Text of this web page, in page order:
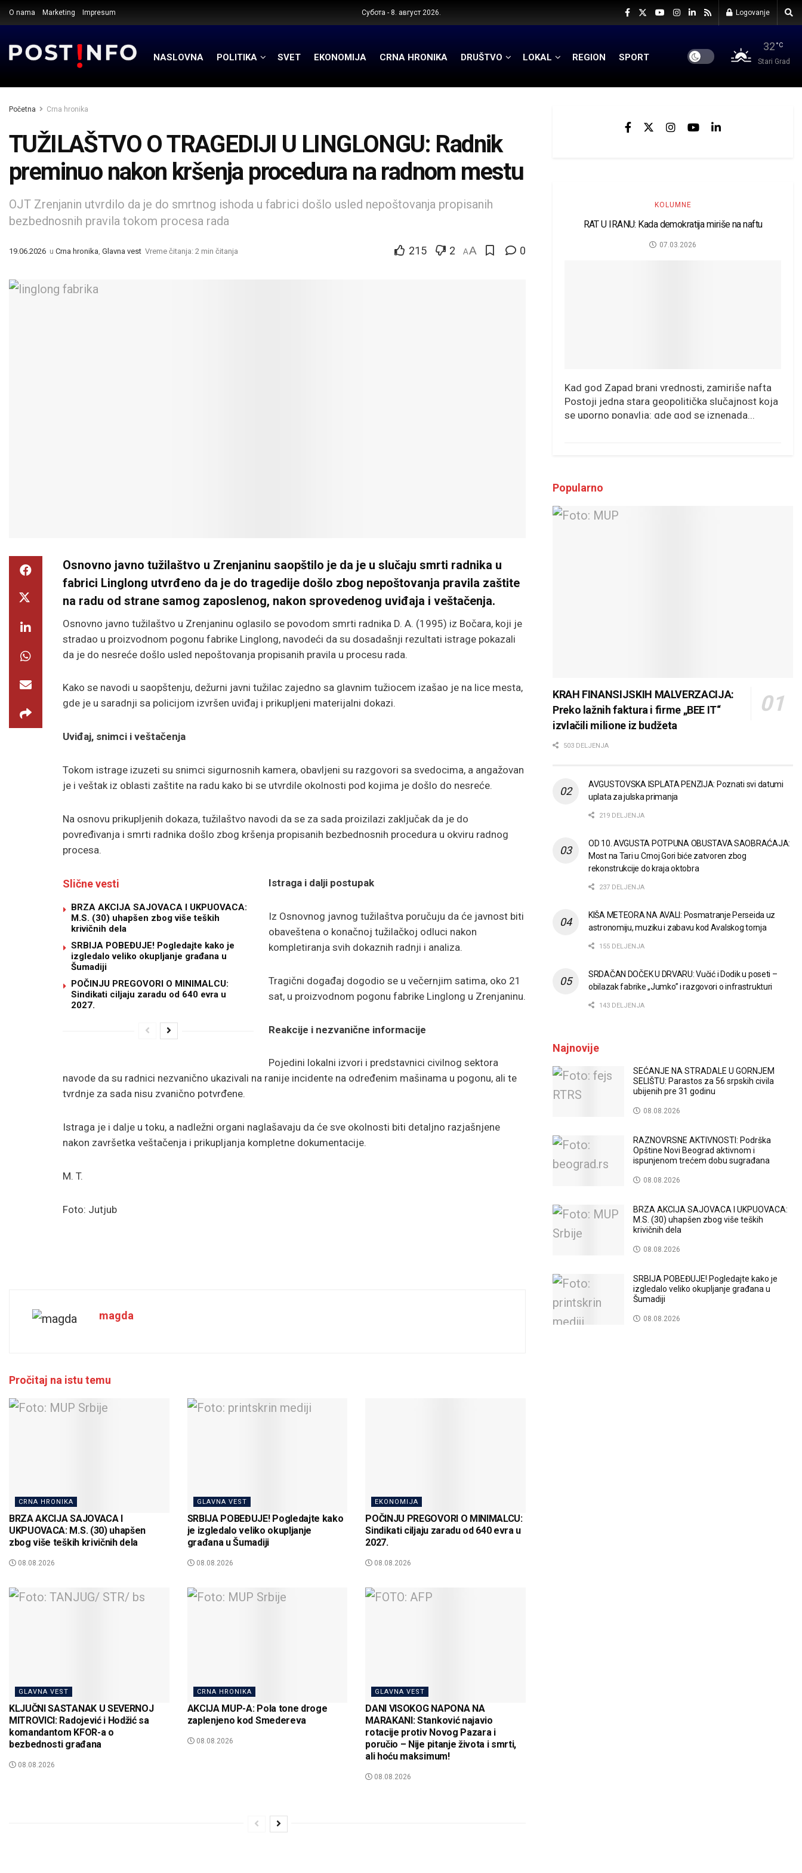
O nama Marketing Impresum Субота - 8. август 2026. Logovanje
NASLOVNA POLITIKA SVET EKONOMIJA CRNA HRONIKA DRUŠTVO LOKAL REGION SPORT
32 °C
Stari Grad
Početna Crna hronika
TUŽILAŠTVO O TRAGEDIJI U LINGLONGU: Radnik
preminuo nakon kršenja procedura na radnom mestu
OJT Zrenjanin utvrdilo da je do smrtnog ishoda u fabrici došlo usled nepoštovanja propisanih
bezbednosnih pravila tokom procesa rada
19.06.2026 u Crna hronika Glavna vest Vreme čitanja: 2 min čitanja 215 2 AA 0
Osnovno javno tužilaštvo u Zrenjaninu saopštilo je da je u slučaju smrti radnika u
fabrici Linglong utvrđeno da je do tragedije došlo zbog nepoštovanja pravila zaštite
na radu od strane samog zaposlenog, nakon sprovedenog uviđaja i veštačenja.
Osnovno javno tužilaštvo u Zrenjaninu oglasilo se povodom smrti radnika D. A. (1995) iz Bočara, koji je
stradao u proizvodnom pogonu fabrike Linglong, navodeći da su dosadašnji rezultati istrage pokazali
da je do nesreće došlo usled nepoštovanja propisanih pravila u procesu rada.
Kako se navodi u saopštenju, dežurni javni tužilac zajedno sa glavnim tužiocem izašao je na lice mesta,
gde je u saradnji sa policijom izvršen uviđaj i prikupljeni materijalni dokazi.
Uviđaj, snimci i veštačenja
Tokom istrage izuzeti su snimci sigurnosnih kamera, obavljeni su razgovori sa svedocima, a angažovan
je i veštak iz oblasti zaštite na radu kako bi se utvrdile okolnosti pod kojima je došlo do nesreće.
Na osnovu prikupljenih dokaza, tužilaštvo navodi da se za sada proizilazi zaključak da je do
povređivanja i smrti radnika došlo zbog kršenja propisanih bezbednosnih procedura u okviru radnog
procesa.
Slične vesti
BRZA AKCIJA SAJOVACA I UKPUOVACA:
M.S. (30) uhapšen zbog više teških
krivičnih dela
SRBIJA POBEĐUJE! Pogledajte kako je
izgledalo veliko okupljanje građana u
Šumadiji
POČINJU PREGOVORI O MINIMALCU:
Sindikati ciljaju zaradu od 640 evra u
2027.
Istraga i dalji postupak
Iz Osnovnog javnog tužilaštva poručuju da će javnost biti
obaveštena o konačnoj tužilačkoj odluci nakon
kompletiranja svih dokaznih radnji i analiza.
Tragični događaj dogodio se u večernjim satima, oko 21
sat, u proizvodnom pogonu fabrike Linglong u Zrenjaninu.
Reakcije i nezvanične informacije
Pojedini lokalni izvori i predstavnici civilnog sektora
navode da su radnici nezvanično ukazivali na ranije incidente na određenim mašinama u pogonu, ali te
tvrdnje za sada nisu zvanično potvrđene.
Istraga je i dalje u toku, a nadležni organi naglašavaju da će sve okolnosti biti detaljno razjašnjene
nakon završetka veštačenja i prikupljanja kompletne dokumentacije.
M. T.
Foto: Jutjub
magda
Pročitaj na istu temu
CRNA HRONIKA
BRZA AKCIJA SAJOVACA I
UKPUOVACA: M.S. (30) uhapšen
zbog više teških krivičnih dela
08.08.2026
GLAVNA VEST
SRBIJA POBEĐUJE! Pogledajte kako
je izgledalo veliko okupljanje
građana u Šumadiji
08.08.2026
EKONOMIJA
POČINJU PREGOVORI O MINIMALCU:
Sindikati ciljaju zaradu od 640 evra u
2027.
08.08.2026
GLAVNA VEST
KLJUČNI SASTANAK U SEVERNOJ
MITROVICI: Radojević i Hodžić sa
komandantom KFOR-a o
bezbednosti građana
08.08.2026
CRNA HRONIKA
AKCIJA MUP-A: Pola tone droge
zaplenjeno kod Smedereva
08.08.2026
GLAVNA VEST
DANI VISOKOG NAPONA NA
MARAKANI: Stanković najavio
rotacije protiv Novog Pazara i
poručio – Nije pitanje života i smrti,
ali hoću maksimum!
08.08.2026
KOLUMNE
RAT U IRANU: Kada demokratija miriše na naftu
07.03.2026
Kad god Zapad brani vrednosti, zamiriše nafta
Postoji jedna stara geopolitička slučajnost koja
se uporno ponavlja: gde god se iznenada...
Popularno
KRAH FINANSIJSKIH MALVERZACIJA:
Preko lažnih faktura i firme „BEE IT“
izvlačili milione iz budžeta
503 DELJENJA
AVGUSTOVSKA ISPLATA PENZIJA: Poznati svi datumi
uplata za julska primanja
219 DELJENJA
OD 10. AVGUSTA POTPUNA OBUSTAVA SAOBRAĆAJA:
Most na Tari u Crnoj Gori biće zatvoren zbog
rekonstrukcije do kraja oktobra
237 DELJENJA
KIŠA METEORA NA AVALI: Posmatranje Perseida uz
astronomiju, muziku i zabavu kod Avalskog tornja
155 DELJENJA
SRDAČAN DOČEK U DRVARU: Vučić i Dodik u poseti –
obilazak fabrike „Jumko” i razgovori o infrastrukturi
143 DELJENJA
Najnovije
SEĆANJE NA STRADALE U GORNJEM
SELIŠTU: Parastos za 56 srpskih civila
ubijenih pre 31 godinu
08.08.2026
RAZNOVRSNE AKTIVNOSTI: Podrška
Opštine Novi Beograd aktivnom i
ispunjenom trećem dobu sugrađana
08.08.2026
BRZA AKCIJA SAJOVACA I UKPUOVACA:
M.S. (30) uhapšen zbog više teških
krivičnih dela
08.08.2026
SRBIJA POBEĐUJE! Pogledajte kako je
izgledalo veliko okupljanje građana u
Šumadiji
08.08.2026